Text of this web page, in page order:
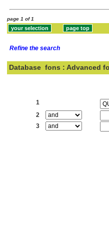
page 1 of 1
Refine the search
Database fons : Advanced
1
2
3